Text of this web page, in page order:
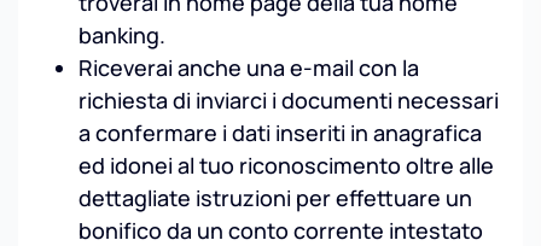
banking.
Riceverai anche una e-mail con la
richiesta di inviarci i documenti necessari
a confermare i dati inseriti in anagrafica
ed idonei al tuo riconoscimento oltre alle
dettagliate istruzioni per effettuare un
bonifico da un conto corrente intestato